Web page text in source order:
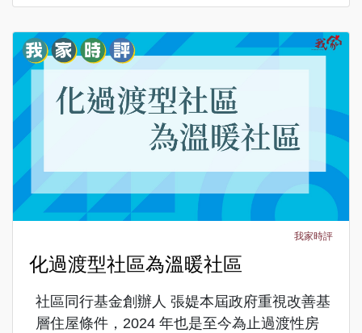
我家時評
化過渡型社區為溫暖社區
社區同行基金創辦人 張媞本屆政府重視改善基
層住屋條件，2024 年也是至今為止過渡性房